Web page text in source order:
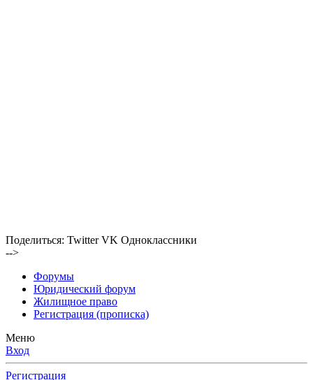
Поделиться: Twitter VK Одноклассники
-->
Форумы
Юридический форум
Жилищное право
Регистрация (прописка)
Меню
Вход
Регистрация